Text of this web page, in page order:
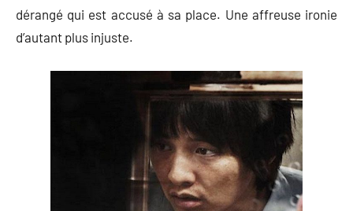
dérangé qui est accusé à sa place. Une affreuse ironie
d’autant plus injuste.